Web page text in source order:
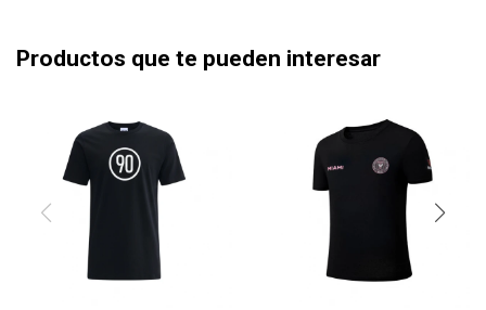
Productos que te pueden interesar